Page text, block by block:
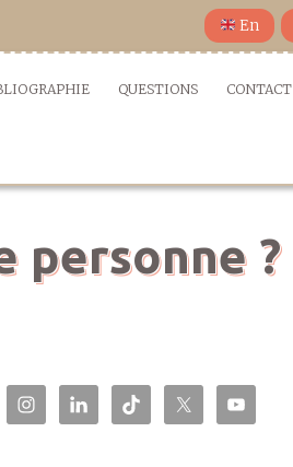
En
QUESTIONS CONTACT
personne ?